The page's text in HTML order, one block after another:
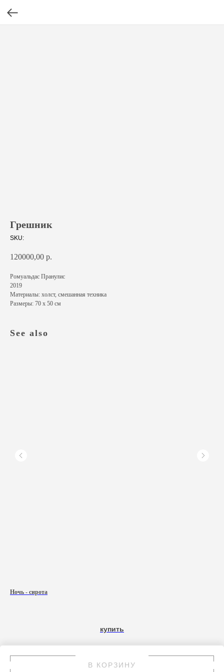
Грешник
SKU:
120000,00 р.
В КОРЗИНУ
Ромуальдас Пранулис
2019
Материалы: холст, смешанная техника
Размеры: 70 х 50 см
See also
Ночь - сирота
купить